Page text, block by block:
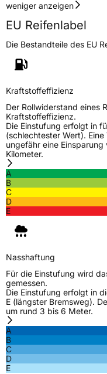
Herstellerkontakt
Deldo
2930
weniger anzeigen
EU Reifenlabel
Die Bestandteile des EU
Kraftstoffeffizienz
Der Rollwiderstand eines
Kraftstoffeffizienz.
Die Einstufung erfolgt in
(schlechtester Wert).
ungefähr eine
Kilometer.
A
B
C
D
E
Nasshaftung
Für die Einstufung wird
gemessen.
Die Einstufung erfolgt in
E (längster Bremsweg).
um rund 3 bis 6 Meter.
A
B
C
D
E